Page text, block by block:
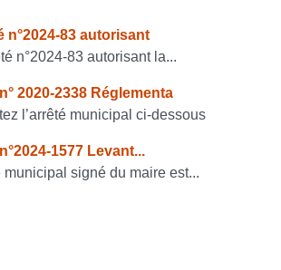
n°2024-83 autorisant
n°2024-83 autorisant la...
2020-2338 Réglementa
l’arrêté municipal ci-dessous
1577 Levant...
municipal signé du maire est...